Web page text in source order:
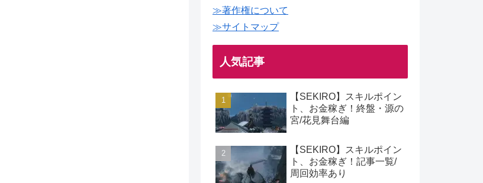
≫著作権について
≫サイトマップ
人気記事
【SEKIRO】スキルポイン
ト、お金稼ぎ！終盤・源の
宮/花見舞台編
【SEKIRO】スキルポイン
ト、お金稼ぎ！記事一覧/
周回効率あり